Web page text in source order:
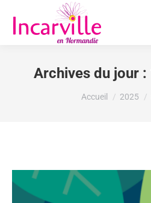
Archives du jour :
Vous êtes ici :
Accueil 2025